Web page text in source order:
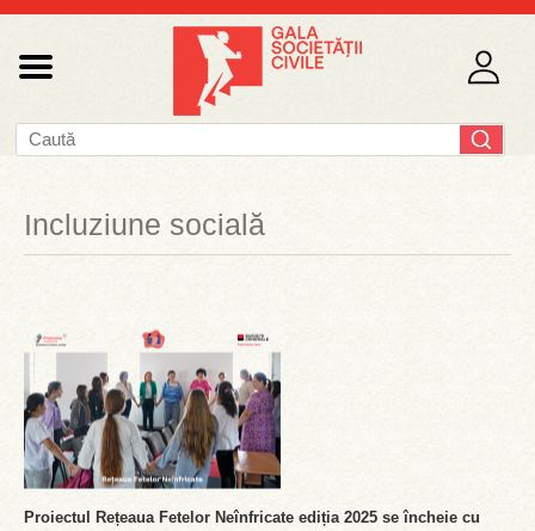
Incluziune socială
Proiectul Rețeaua Fetelor Neînfricate ediția 2025 se încheie cu